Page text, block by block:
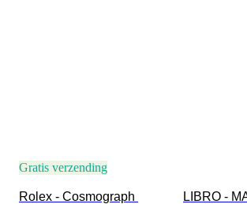
Gratis verzending
Rolex - Cosmograph
LIBRO -